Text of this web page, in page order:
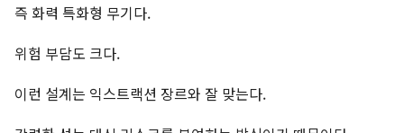
즉 화력 특화형 무기다.
위험 부담도 크다.
이런 설계는 익스트랙션 장르와 잘 맞는다.